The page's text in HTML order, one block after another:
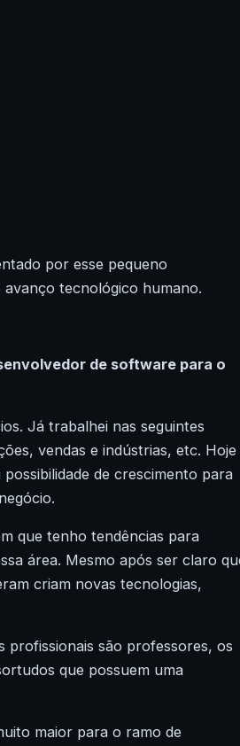
por esse pequeno
tecnológico humano.
de software para o
Já trabalhei nas seguintes
vendas e indústrias, etc. Hoje
de crescimento para
que tenho tendências para
área. Mesmo após ser claro
criam novas tecnologias,
profissionais são professores, os
que possuem uma
maior para o ramo de